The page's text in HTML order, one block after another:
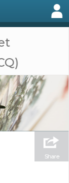
Share